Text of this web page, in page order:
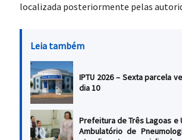
localizada posteriormente pelas
Leia também
IPTU 2026 – Sexta parcela
dia 10
Prefeitura de Três Lagoas e
Ambulatório de